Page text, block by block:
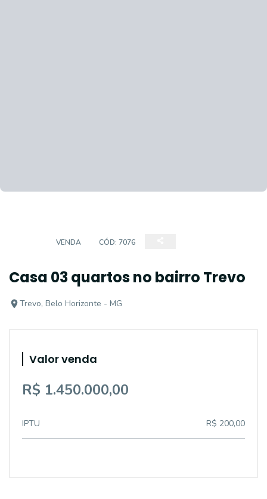
VENDA CÓD: 7076
Casa 03 quartos no bairro Trevo
Trevo, Belo Horizonte - MG
Valor venda
R$ 1.450.000,00
IPTU R$ 200,00